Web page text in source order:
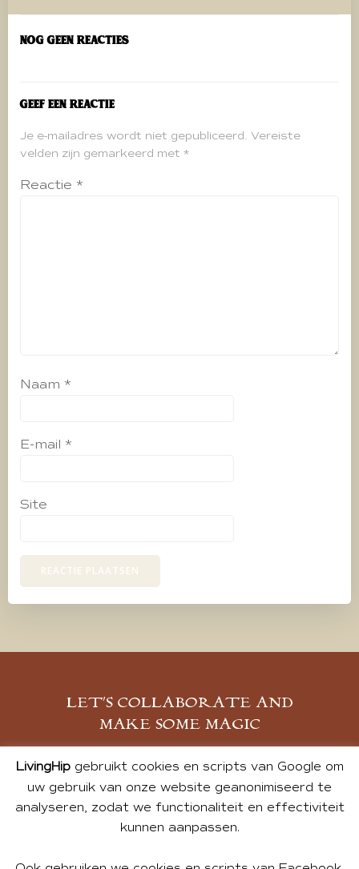
navigatie
Nog geen reacties
Geef een reactie
Je e-mailadres wordt niet gepubliceerd. Vereiste
velden zijn gemarkeerd met *
Reactie *
Naam *
E-mail *
Site
LET’S COLLABORATE AND
MAKE SOME MAGIC
MELD JE AAN
LivingHipgebruikt cookies en scripts van Google om
uw gebruik van onze website geanonimiseerd te
analyseren, zodat we functionaliteit en effectiviteit
kunnen aanpassen.